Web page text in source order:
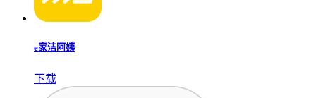
e家洁阿姨
下载